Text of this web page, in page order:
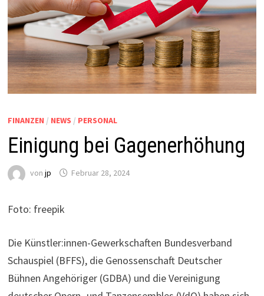
FINANZEN / NEWS / PERSONAL
Einigung bei Gagenerhöhung
vonjp Februar 28, 2024
Foto: freepik
Die Künstler:innen-Gewerkschaften Bundesverband
Schauspiel (BFFS), die Genossenschaft Deutscher
Bühnen Angehöriger (GDBA) und die Vereinigung